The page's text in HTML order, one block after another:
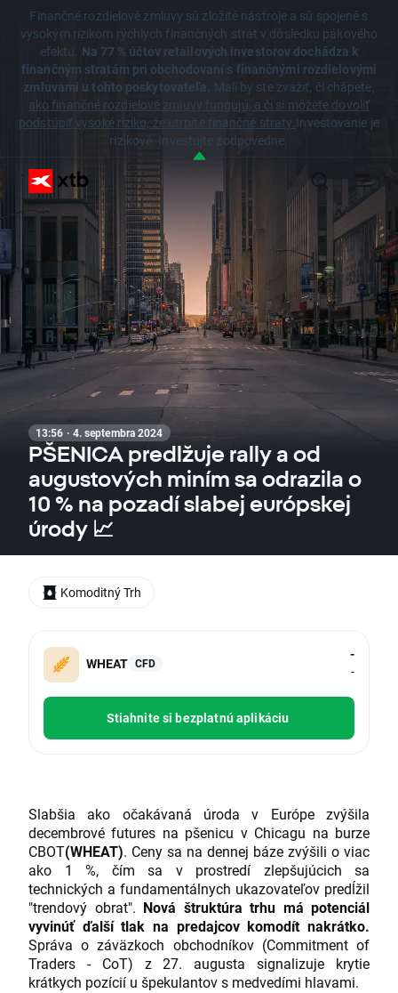
Finančné rozdielové zmluvy sú zložité nástroje a sú spojené s
vysokým rizikom rýchlych finančných strát v dôsledku pákového
efektu. Na 77 % účtov retailových investorov dochádza k
finančným stratám pri obchodovaní s finančnými rozdielovými
zmluvami u tohto poskytovateľa. Mali by ste zvážiť, či chápete,
ako finančné rozdielové zmluvy fungujú, a či si môžete dovoliť
podstúpiť vysoké riziko, že utrpíte finančné straty.Investovanie je
rizikové. Investujte zodpovedne.
13:56 · 4. septembra 2024
PŠENICA predlžuje rally a od
augustových miním sa odrazila o
10 % na pozadí slabej európskej
úrody 📈
WHEAT CFD
-
-
Stiahnite si bezplatnú aplikáciu
Slabšia ako očakávaná úroda v Európe zvýšila
decembrové futures na pšenicu v Chicagu na burze
CBOT(WHEAT). Ceny sa na dennej báze zvýšili o viac
ako 1 %, čím sa v prostredí zlepšujúcich sa
technických a fundamentálnych ukazovateľov predĺžil
"trendový obrat". Nová štruktúra trhu má potenciál
vyvinúť ďalší tlak na predajcov komodít nakrátko.
Správa o záväzkoch obchodníkov (Commitment of
Traders - CoT) z 27. augusta signalizuje krytie
krátkych pozícií u špekulantov s medvedími hlavami.
Komoditný Trh